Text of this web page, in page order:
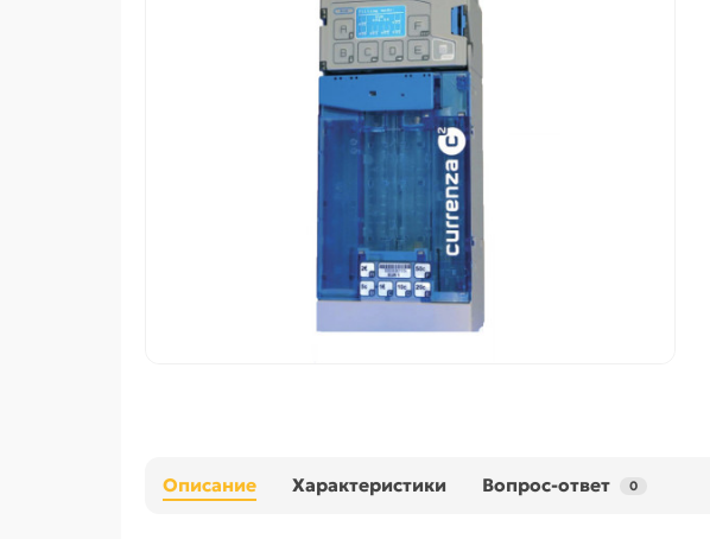
Описание Характеристики Вопрос-ответ 0